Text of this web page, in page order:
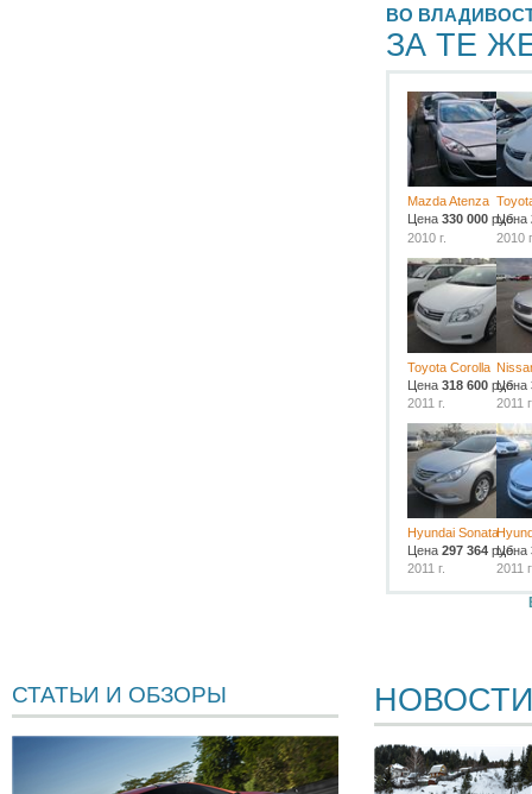
ВО
ЗА ТЕ
Mazda Atenza
Цена 330 000 руб.
2010 г.
Цена
2010
Toyota Corolla
Цена 318 600 руб.
2011 г.
Цена
2011
Hyundai Sonata
Цена 297 364 руб.
2011 г.
Цена
2011
СТАТЬИ И ОБЗОРЫ НОВОСТИ